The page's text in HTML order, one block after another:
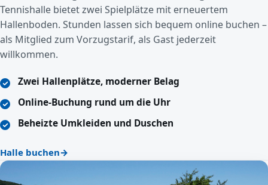
Tennishalle bietet zwei Spielplätze mit erneuertem
Hallenboden. Stunden lassen sich bequem online buchen –
als Mitglied zum Vorzugstarif, als Gast jederzeit
willkommen.
Zwei Hallenplätze, moderner Belag
Online-Buchung rund um die Uhr
Beheizte Umkleiden und Duschen
Halle buchen